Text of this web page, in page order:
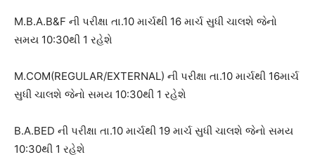
M.B.A.B&F ની પરીક્ષા તા.10 માર્ચથી 16 માર્ચ સુધી ચાલશે જેનો
સમય 10:30થી 1 રહેશે
M.COM(REGULAR/EXTERNAL) ની પરીક્ષા તા.10 માર્ચથી 16માર્ચ
સુધી ચાલશે જેનો સમય 10:30થી 1 રહેશે
B.A.BED ની પરીક્ષા તા.10 માર્ચથી 19 માર્ચ સુધી ચાલશે જેનો સમય
10:30થી 1 રહેશે